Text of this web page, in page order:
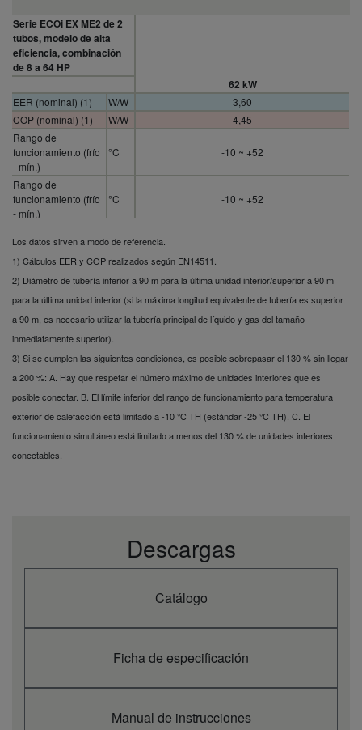
Serie ECOi EX ME2 de 2
tubos, modelo de alta
eficiencia, combinación
de 8 a 64 HP
62 kW
EER (nominal) (1) W/W
3,60
COP (nominal) (1)
W/W
4,45
Rango de
funcionamiento (frío
- mín.)
°C -10 ~ +52
Rango de
funcionamiento (frío
- mín.)
°C -10 ~ +52
(nominal)
kW
Potencia frigorífica
(nominal)
Potencia calorífica
kW
195,0
Fuente de
alimentación exterior
V
Presión acústica
interior (calor)
Dimensiones
1.842 x 4.900 x 1.000
Peso neto
kg
1.260
(R410A) / CO2 eq.
kg / T 33,2 / 69,3216
Los datos sirven a modo de referencia.
1) Cálculos EER y COP realizados según EN14511.
2) Diámetro de tubería inferior a 90 m para la última unidad interior/superior a 90 m
para la última unidad interior (si la máxima longitud equivalente de tubería es superior
a 90 m, es necesario utilizar la tubería principal de líquido y gas del tamaño
inmediatamente superior).
3) Si se cumplen las siguientes condiciones, es posible sobrepasar el 130 % sin llegar
a 200 %: A. Hay que respetar el número máximo de unidades interiores que es
posible conectar. B. El límite inferior del rango de funcionamiento para temperatura
exterior de calefacción está limitado a -10 °C TH (estándar -25 °C TH). C. El
funcionamiento simultáneo está limitado a menos del 130 % de unidades interiores
conectables.
Descargas
Catálogo
Ficha de especificación
Manual de instrucciones